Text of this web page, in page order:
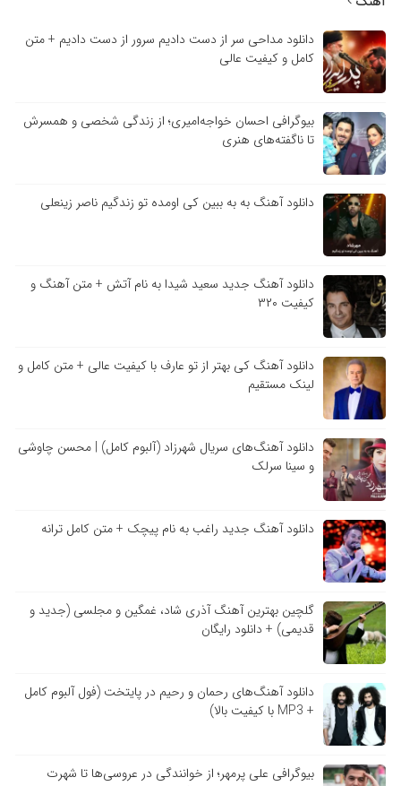
دانلود مداحی سر از دست دادیم سرور از دست دادیم + متن
کامل و کیفیت عالی
بیوگرافی احسان خواجه‌امیری؛ از زندگی شخصی و همسرش
تا ناگفته‌های هنری
دانلود آهنگ به به ببین کی اومده تو زندگیم ناصر زینعلی
دانلود آهنگ جدید سعید شیدا به نام آتش + متن آهنگ و
کیفیت ۳۲۰
دانلود آهنگ کی بهتر از تو عارف با کیفیت عالی + متن کامل و
لینک مستقیم
دانلود آهنگ‌های سریال شهرزاد (آلبوم کامل) | محسن چاوشی
و سینا سرلک
دانلود آهنگ جدید راغب به نام پیچک + متن کامل ترانه
گلچین بهترین آهنگ آذری شاد، غمگین و مجلسی (جدید و
قدیمی) + دانلود رایگان
دانلود آهنگ‌های رحمان و رحیم در پایتخت (فول آلبوم کامل
+ MP3 با کیفیت بالا)
بیوگرافی علی پرمهر؛ از خوانندگی در عروسی‌ها تا شهرت